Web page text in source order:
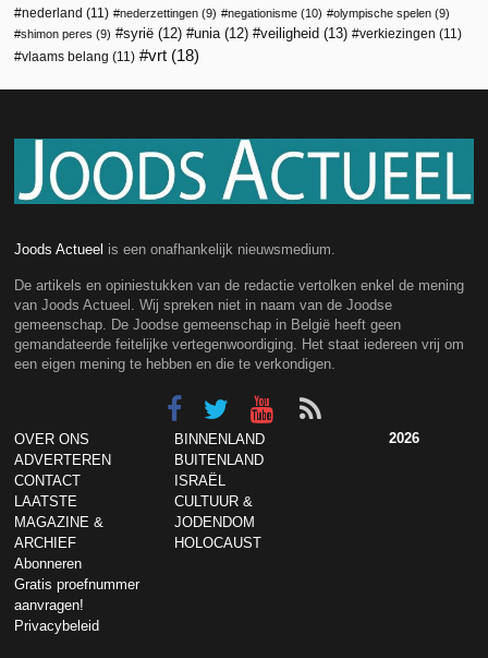
nederland (11) nederzettingen (9) negationisme (10) olympische spelen (9)
shimon peres (9) syrië (12) unia (12) veiligheid (13) verkiezingen (11)
vlaams belang (11) vrt (18)
Joods Actueel is een onafhankelijk nieuwsmedium.
De artikels en opiniestukken van de redactie vertolken enkel de mening
van Joods Actueel. Wij spreken niet in naam van de Joodse
gemeenschap. De Joodse gemeenschap in België heeft geen
gemandateerde feitelijke vertegenwoordiging. Het staat iedereen vrij om
een eigen mening te hebben en die te verkondigen.
OVER ONS
ADVERTEREN
CONTACT
LAATSTE
MAGAZINE &
ARCHIEF
Abonneren
Gratis proefnummer
aanvragen!
Privacybeleid
BINNENLAND
BUITENLAND
ISRAËL
CULTUUR &
JODENDOM
HOLOCAUST
2026